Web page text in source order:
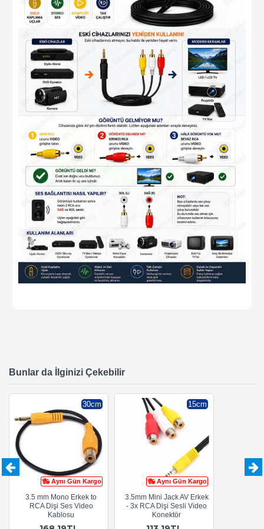
Bunlar da İlginizi Çekebilir
Aynı Gün Kargo
30cm
3.5 mm Mono Erkek to
RCA Dişi Ses Video
Kablosu
Aynı Gün Kargo
15cm
3.5mm Mini Jack AV Erkek
- 3x RCA Dişi Sesli Video
Konektör